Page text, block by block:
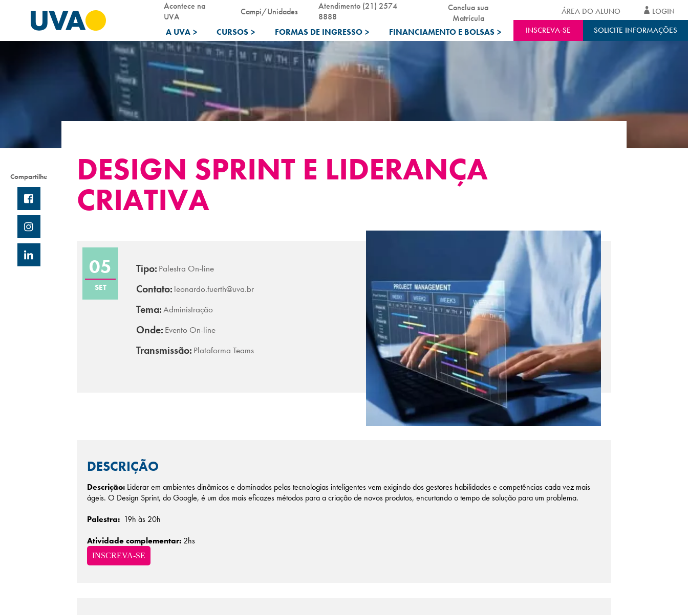
A UVA > CURSOS > FORMAS DE INGRESSO > FINANCIAMENTO E BOLSAS >
Acontece na
UVA
Campi/Unidades
Atendimento (21) 2574
8888
Conclua sua
Matrícula
INSCREVA-SE SOLICITE INFORMAÇÕES
ÁREA DO ALUNO LOGIN
DESIGN SPRINT E LIDERANÇA
CRIATIVA
Compartilhe
05
SET
Tipo: Palestra On-line
Contato: leonardo.fuerth@uva.br
Tema:Administração
Onde: Evento On-line
Transmissão: Plataforma Teams
DESCRIÇÃO
Descrição: Liderar em ambientes dinâmicos e dominados pelas tecnologias inteligentes vem exigindo dos gestores habilidades e competências cada vez mais
ágeis. O Design Sprint, do Google, é um dos mais eficazes métodos para a criação de novos produtos, encurtando o tempo de solução para um problema.
Palestra: 19h às 20h
Atividade complementar: 2hs
INSCREVA-SE